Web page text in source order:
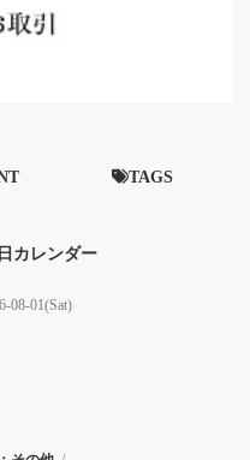
TAGS
カレンダー
08-01(Sat)